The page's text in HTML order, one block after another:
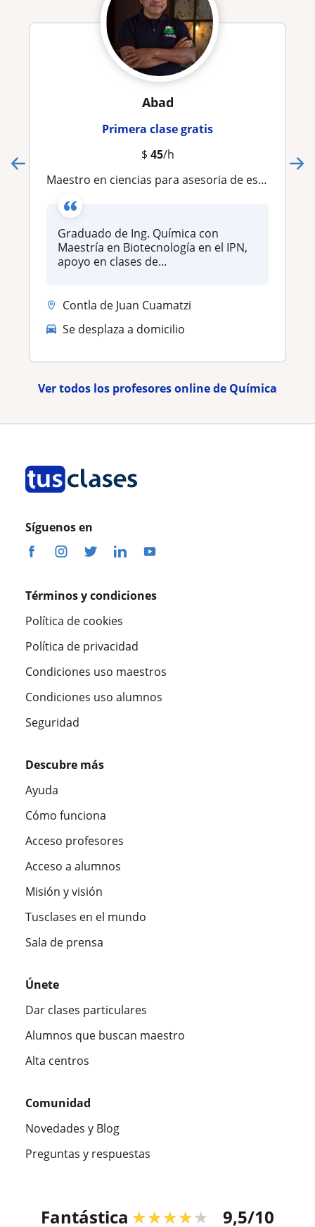
Abad
Primera clase gratis
$ 45/h
Maestro en ciencias para asesoria de estudiantes de Ingenieria
Graduado de Ing. Química con
Maestría en Biotecnología en el IPN,
apoyo en clases de...
Contla de Juan Cuamatzi
Se desplaza a domicilio
Ver todos los profesores online de Química
Síguenos en
Términos y condiciones
Política de cookies
Política de privacidad
Condiciones uso maestros
Condiciones uso alumnos
Seguridad
Descubre más
Ayuda
Cómo funciona
Acceso profesores
Acceso a alumnos
Misión y visión
Tusclases en el mundo
Sala de prensa
Únete
Dar clases particulares
Alumnos que buscan maestro
Alta centros
Comunidad
Novedades y Blog
Preguntas y respuestas
Fantástica ★★★★★ 9,5/10